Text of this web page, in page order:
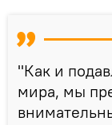
"Как и
мира, мы